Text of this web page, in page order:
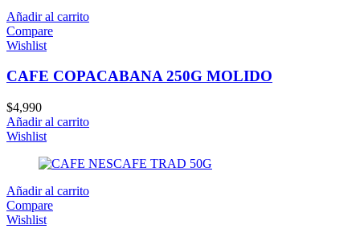
Añadir al carrito
Compare
Wishlist
CAFE COPACABANA 250G MOLIDO
$4,990
Añadir al carrito
Wishlist
Añadir al carrito
Compare
Wishlist